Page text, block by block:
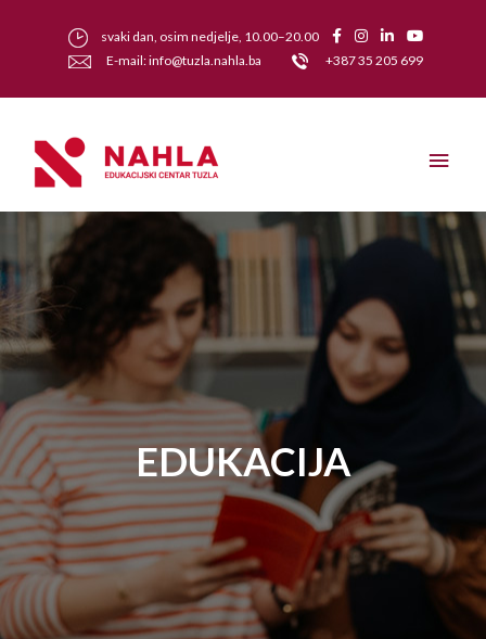
svaki dan, osim nedjelje, 10.00–20.00
E-mail: info@tuzla.nahla.ba
+387 35 205 699
EDUKACIJA